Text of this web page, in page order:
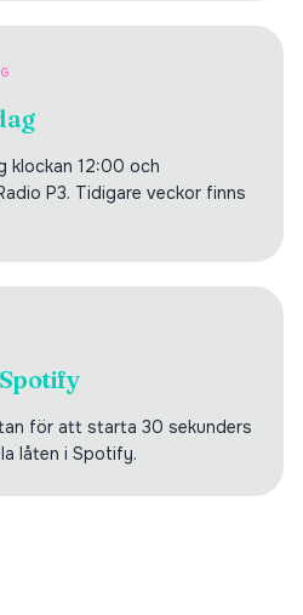
klockan 12:00 och
P3. Tidigare veckor finns
för att starta 30 sekunders
låten i Spotify.